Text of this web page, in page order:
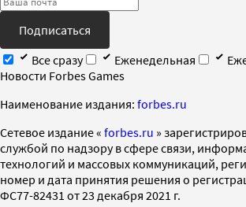
Подписаться
Все сразу
Еженедельная
Новости Forbes Games
Наименование издания: forbes.ru
Cетевое издание « forbes.ru »
службой по надзору в сфере связи,
технологий и массовых коммуникаций,
номер и дата принятия решения о
ФС77-82431 от 23 декабря 2021 г.